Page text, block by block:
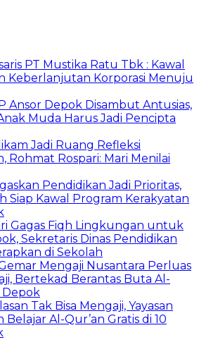
PT Mustika Ratu Tbk : Kawal
Keberlanjutan Korporasi Menuju
Ansor Depok Disambut Antusias,
Muda Harus Jadi Pencipta
Jadi Ruang Refleksi
Rohmat Rospari: Mari Menilai
Pendidikan Jadi Prioritas,
Siap Kawal Program Kerakyatan
Gagas Fiqh Lingkungan untuk
Sekretaris Dinas Pendidikan
di Sekolah
Mengaji Nusantara Perluas
Bertekad Berantas Buta Al-
Depok
Tak Bisa Mengaji, Yayasan
Belajar Al-Qur’an Gratis di 10